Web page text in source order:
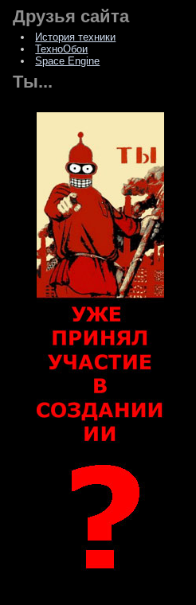
Друзья сайта
История техники
ТехноОбои
Space Engine
Ты...